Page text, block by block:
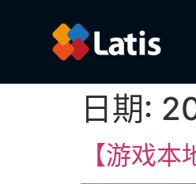
日期:
【游戏